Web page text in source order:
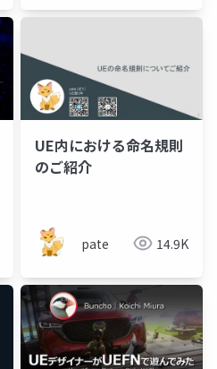
UE内における命名規則
のご紹介
pate 14.9K